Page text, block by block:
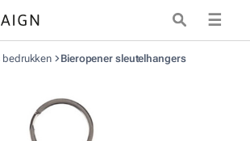
☰
bedrukken Bieropener sleutelhangers